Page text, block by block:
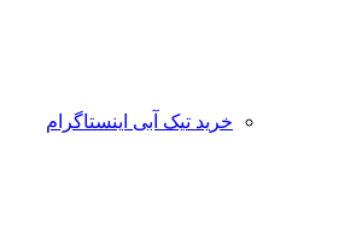
خرید تیک آبی اینستاگرام